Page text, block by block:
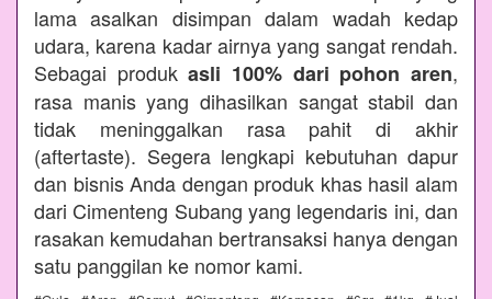
lama asalkan disimpan dalam wadah kedap
udara, karena kadar airnya yang sangat rendah.
Sebagai produkasli 100% dari pohon aren,
rasa manis yang dihasilkan sangat stabil dan
tidak meninggalkan rasa pahit di akhir
(aftertaste). Segera lengkapi kebutuhan dapur
dan bisnis Anda dengan produk khas hasil alam
dari Cimenteng Subang yang legendaris ini, dan
rasakan kemudahan bertransaksi hanya dengan
satu panggilan ke nomor kami.